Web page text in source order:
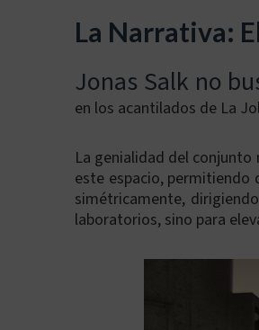
La Narrativa:
Jonas Salk no
en los acantilados de La
La genialidad del
este espacio, permitiendo
simétricamente,
laboratorios, sino para